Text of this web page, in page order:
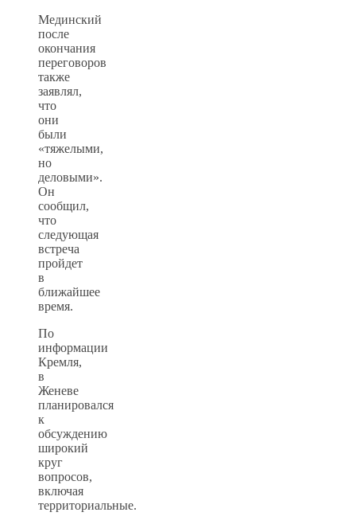
Мединский
после
окончания
переговоров
также
заявлял,
что
они
были
«тяжелыми,
но
деловыми».
Он
сообщил,
что
следующая
встреча
пройдет
в
ближайшее
время.
По
информации
Кремля,
в
Женеве
планировался
к
обсуждению
широкий
круг
вопросов,
включая
территориальные.